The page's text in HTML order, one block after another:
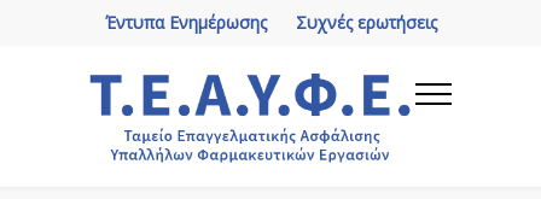
Συχνές ερωτήσεις
Έντυπα Ενημέρωσης